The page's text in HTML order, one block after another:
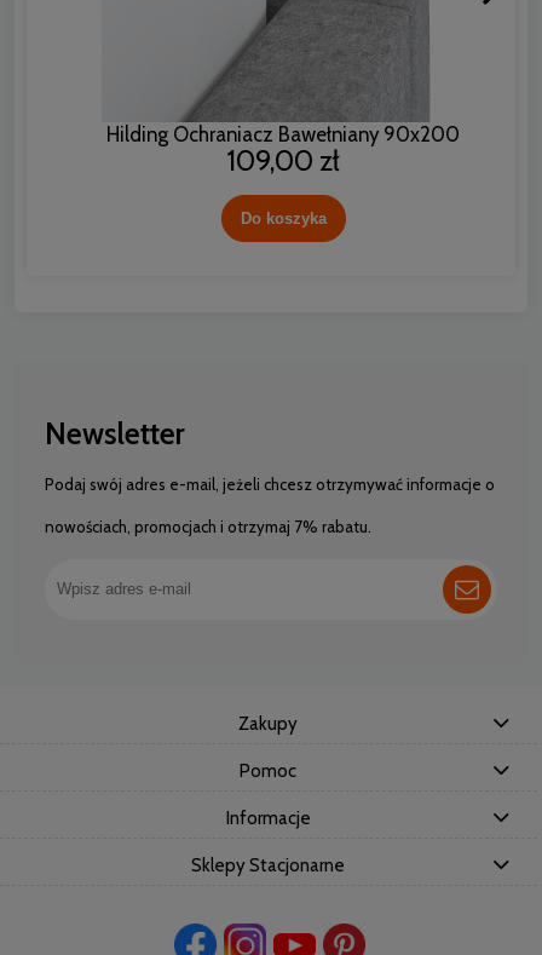
Hilding Ochraniacz Bawełniany 90x200
109,00 zł
Do koszyka
Newsletter
Podaj swój adres e-mail, jeżeli chcesz otrzymywać informacje o
nowościach, promocjach i otrzymaj 7% rabatu.
Zakupy
Pomoc
Informacje
Sklepy Stacjonarne